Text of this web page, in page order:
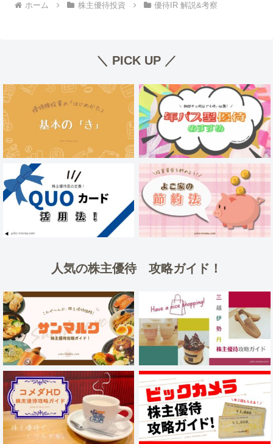
ホーム 株主優待投資 優待IR 解説&考察
＼ PICK UP ／
人気の株主優待 攻略ガイド！